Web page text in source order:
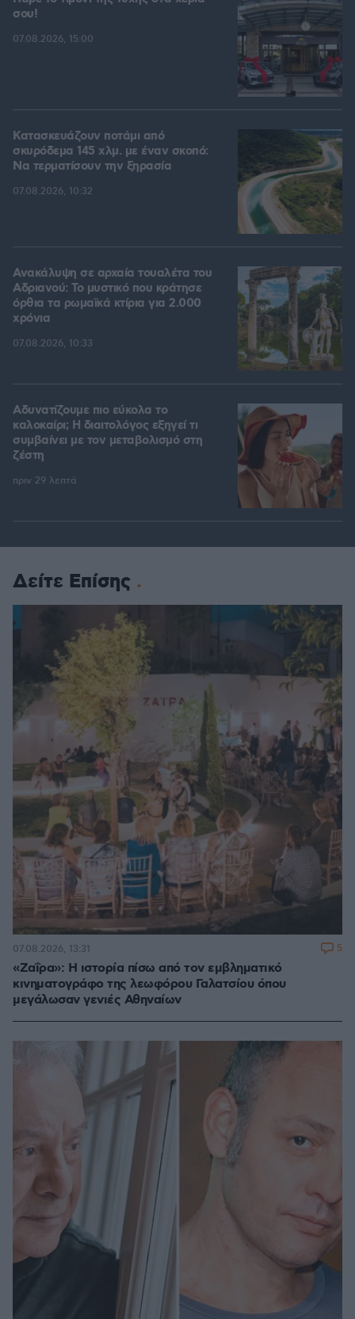
σου!
07.08.2026, 15:00
Κατασκευάζουν ποτάμι από
σκυρόδεμα 145 χλμ. με έναν σκοπό:
Να τερματίσουν την ξηρασία
07.08.2026, 10:32
Ανακάλυψη σε αρχαία τουαλέτα του
Αδριανού: Το μυστικό που κράτησε
όρθια τα ρωμαϊκά κτίρια για 2.000
χρόνια
07.08.2026, 10:33
Αδυνατίζουμε πιο εύκολα το
καλοκαίρι; Η διαιτολόγος εξηγεί τι
συμβαίνει με τον μεταβολισμό στη
ζέστη
πριν 29 λεπτά
Δείτε Επίσης
«Ζαΐρα»: Η ιστορία πίσω από τον εμβληματικό
κινηματογράφο της λεωφόρου Γαλατσίου όπου
μεγάλωσαν γενιές Αθηναίων
07.08.2026, 13:31 5